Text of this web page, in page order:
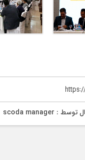
توسط : scoda manager